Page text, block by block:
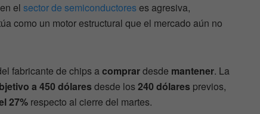
el sector de semiconductoreses agresiva,
como un motor estructural que el mercado aún no
fabricante de chips acomprardesde mantener. La
a 450 dólares desde los240 dólares previos,
27% respecto al cierre del martes.